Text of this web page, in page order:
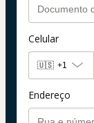
Celular
🇺🇸 +1
Endereço